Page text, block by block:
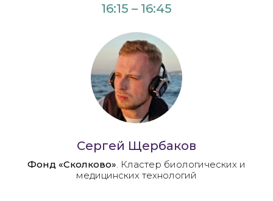
16:15 – 16:45
Сергей Щербаков
Фонд «Сколково» . Кластер биологических и
медицинских технологий